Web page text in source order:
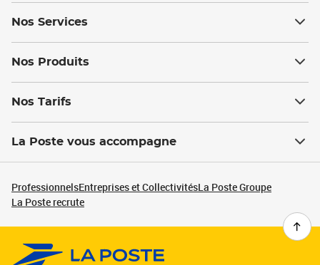
Nos Services
Nos Produits
Nos Tarifs
La Poste vous accompagne
ProfessionnelsEntreprises et CollectivitésLa Poste Groupe
La Poste recrute